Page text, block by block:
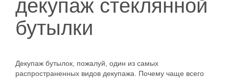
декупаж стеклянной
бутылки
Декупаж бутылок, пожалуй, один из самых
распространенных видов декупажа. Почему чаще всего